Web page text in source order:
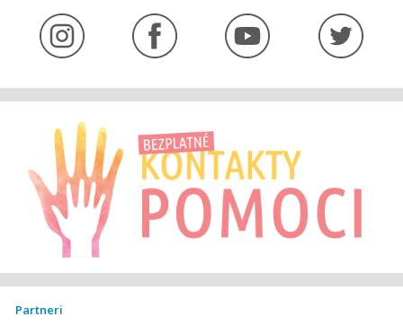
Partneri